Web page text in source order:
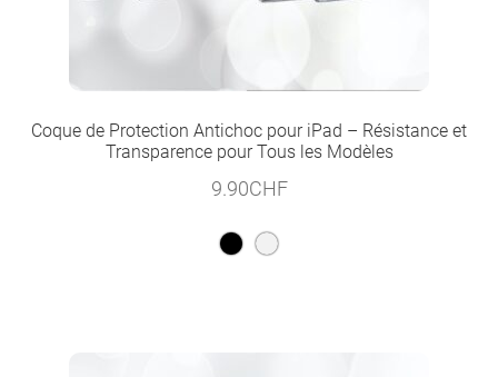
Coque de Protection Antichoc pour iPad – Résistance et
Transparence pour Tous les Modèles
9.90CHF